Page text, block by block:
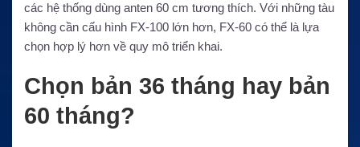
các hệ thống dùng anten 60 cm tương thích. Với những tàu
không cần cấu hình FX-100 lớn hơn, FX-60 có thể là lựa
chọn hợp lý hơn về quy mô triển khai.
Chọn bản 36 tháng hay bản
60 tháng?